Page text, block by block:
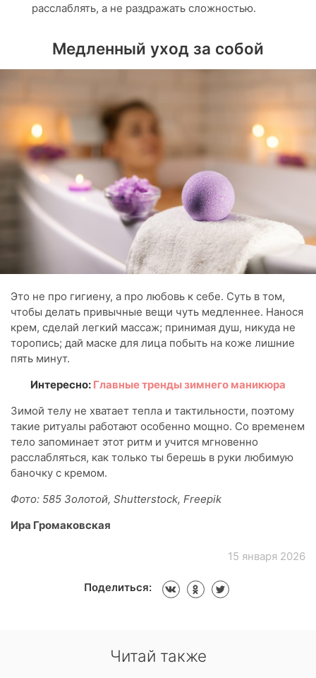
расслаблять, а не раздражать сложностью.
Медленный уход за собой
Это не про гигиену, а про любовь к себе. Суть в том,
чтобы делать привычные вещи чуть медленнее. Нанося
крем, сделай легкий массаж; принимая душ, никуда не
торопись; дай маске для лица побыть на коже лишние
пять минут.
Интересно: Главные тренды зимнего маникюра
Зимой телу не хватает тепла и тактильности, поэтому
такие ритуалы работают особенно мощно. Со временем
тело запоминает этот ритм и учится мгновенно
расслабляться, как только ты берешь в руки любимую
баночку с кремом.
Фото: 585 Золотой, Shutterstock, Freepik
Ира Громаковская
15 января 2026
Поделиться:
Читай также